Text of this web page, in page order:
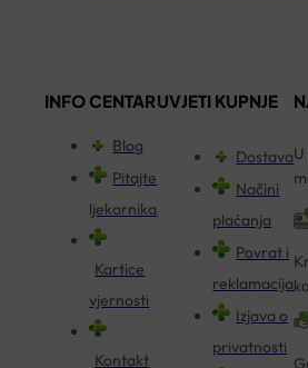
INFO CENTAR
Blog
Pitajte
ljekarnika
Kartice
vjernosti
Kontakt
UVJETI KUPNJE
Dostava
Načini
plaćanja
Povrat i
reklamacija
Izjava o
privatnosti